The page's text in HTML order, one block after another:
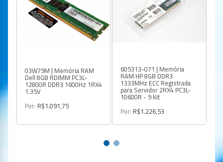
03W79M | Memória RAM
Dell 8GB RDIMM PC3L-
12800R DDR3 1600Hz 1RX4
1.35V
Por: R$1.091,75
605313-071 | Memória
RAM HP 8GB DDR3
1333MHz ECC Registrada
para Servidor 2RX4 PC3L-
10600R - 9 Kit
Por: R$1.226,53